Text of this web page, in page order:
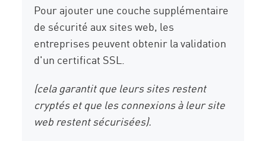
Pour ajouter une couche supplémentaire
de sécurité aux sites web, les
entreprises peuvent obtenir la validation
d'un certificat SSL.
(cela garantit que leurs sites restent
cryptés et que les connexions à leur site
web restent sécurisées).